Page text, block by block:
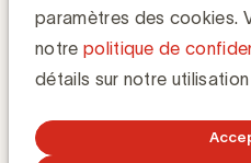
paramètres des cookies.
notre politique de
détails sur notre
Grégory Marchandise, UBA
Domain lead Data & Technology